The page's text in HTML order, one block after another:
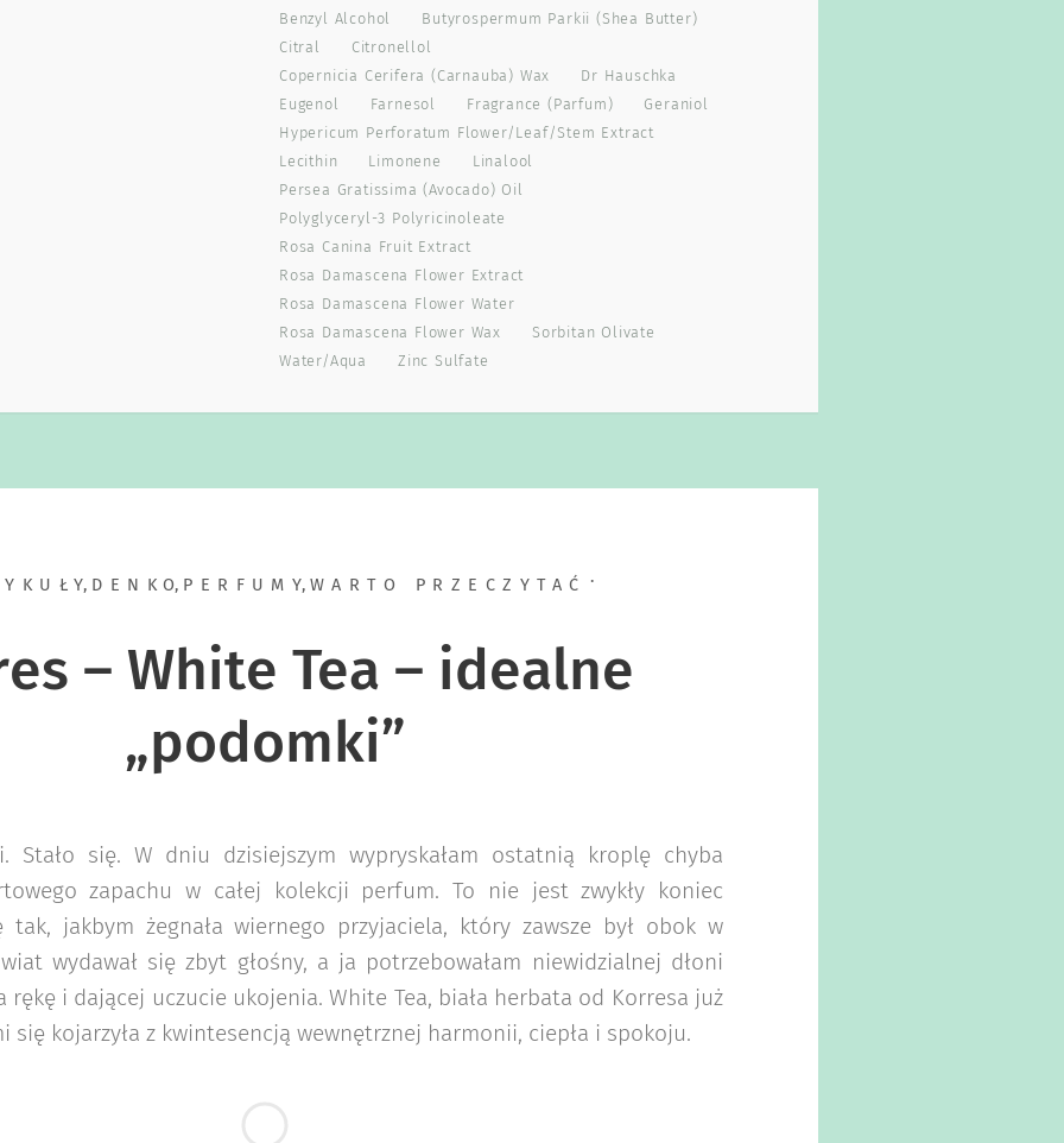
Benzyl Alcohol
Butyrospermum Parkii (shea Butter)
Citral
Citronellol
Copernicia Cerifera (carnauba) Wax
Dr Hauschka
Eugenol
Farnesol Fragrance (parfum)
Geraniol
Hypericum Perforatum Flower/leaf/stem Extract
Lecithin
Limonene
Linalool
Persea Gratissima (avocado) Oil
Polyglyceryl-3 Polyricinoleate
Rosa Canina Fruit Extract
Rosa Damascena Flower Extract
Rosa Damascena Flower Water
Rosa Damascena Flower Wax
Sorbitan Olivate
Water/aqua
Zinc Sulfate
, DENKO, PERFUMY, WARTO PRZECZYTAĆ
– White Tea – idealne
„podomki”
Stało się. W dniu dzisiejszym wypryskałam ostatnią kroplę chyba
zapachu w całej kolekcji perfum. To nie jest zwykły koniec
tak, jakbym żegnała wiernego przyjaciela, który zawsze był obok w
wydawał się zbyt głośny, a ja potrzebowałam niewidzialnej dłoni
rękę i dającej uczucie ukojenia. White Tea, biała herbata od Korresa już
się kojarzyła z kwintesencją wewnętrznej harmonii, ciepła i spokoju.